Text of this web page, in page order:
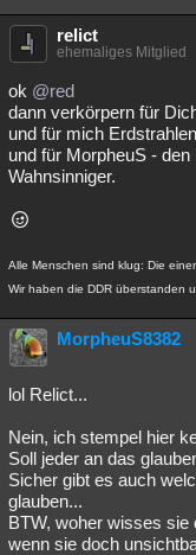
relict
ehemaliges Mitglied
ok @red
dann verkörpern für
und für mich
und für MorpheuS -
Wahnsinniger.
Alle Menschen sind klug: Die
Wir haben die DDR überstanden
MorpheuS8382
lol Relict...
Nein, ich stempel hier
Soll jeder an das
Sicher gibt es auch
glauben...
BTW, woher wisses sie
wenn sie doch